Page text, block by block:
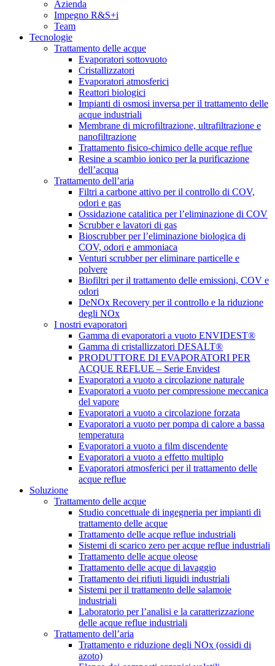
Azienda
Impegno R&S+i
Team
Tecnologie
Trattamento delle acque
Evaporatori sottovuoto
Cristallizzatori
Evaporatori atmosferici
Reattori biologici
Impianti di osmosi inversa per il trattamento delle
acque industriali
Membrane di microfiltrazione, ultrafiltrazione e
nanofiltrazione
Trattamento fisico-chimico delle acque reflue
Resine a scambio ionico per la purificazione
dell’acqua
Trattamento dell’aria
Filtri a carbone attivo per il controllo di COV,
odori e gas
Ossidazione catalitica per l’eliminazione di COV
Scrubber e lavatori di gas
Bioscrubber per l’eliminazione biologica di
COV, odori e ammoniaca
Venturi scrubber per eliminare particelle e
polvere
Biofiltri per il trattamento delle emissioni, COV e
odori
DeNOx Recovery per il controllo e la riduzione
degli NOx
I nostri evaporatori
Gamma di evaporatori a vuoto ENVIDEST®
Gamma di cristallizzatori DESALT®
PRODUTTORE DI EVAPORATORI PER
ACQUE REFLUE – Serie Envidest
Evaporatori a vuoto a circolazione naturale
Evaporatori a vuoto per compressione meccanica
del vapore
Evaporatori a vuoto a circolazione forzata
Evaporatori a vuoto per pompa di calore a bassa
temperatura
Evaporatori a vuoto a film discendente
Evaporatori a vuoto a effetto multiplo
Evaporatori atmosferici per il trattamento delle
acque reflue
Soluzione
Trattamento delle acque
Studio concettuale di ingegneria per impianti di
trattamento delle acque
Trattamento delle acque reflue industriali
Sistemi di scarico zero per acque reflue industriali
Trattamento delle acque oleose
Trattamento delle acque di lavaggio
Trattamento dei rifiuti liquidi industriali
Sistemi per il trattamento delle salamoie
industriali
Laboratorio per l’analisi e la caratterizzazione
delle acque reflue industriali
Trattamento dell’aria
Trattamento e riduzione degli NOx (ossidi di
azoto)